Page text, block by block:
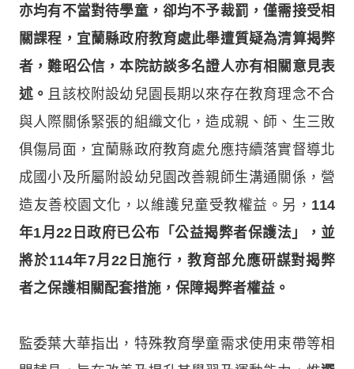
亦均有不當對待學童，卻均不予裁罰，僅需接受相
關課程，宜蘭縣政府教育處此舉遭質疑為清算揭弊
者，難昭公信，本院訪談多名證人亦有相關意見表
述。 且該校附設幼兒園長期以來存在教育理念不合
與人際關係緊張的組織文化，造成親、師、生三敗
俱傷局面，宜蘭縣政府教育處允應持續落實督導北
成國小及所屬附設幼兒園改善親師生溝通關係，營
造友善校園文化，以維護兒童受教權益。另， 114
年1月22日政府已公布「公益揭弊者保護法」，並
將於114年7月22日施行，教育部允應研謀對揭弊
者之保護相關配套措施，保障揭弊者權益。
監委葉大華指出，特殊教育學童需求使用束帶等相